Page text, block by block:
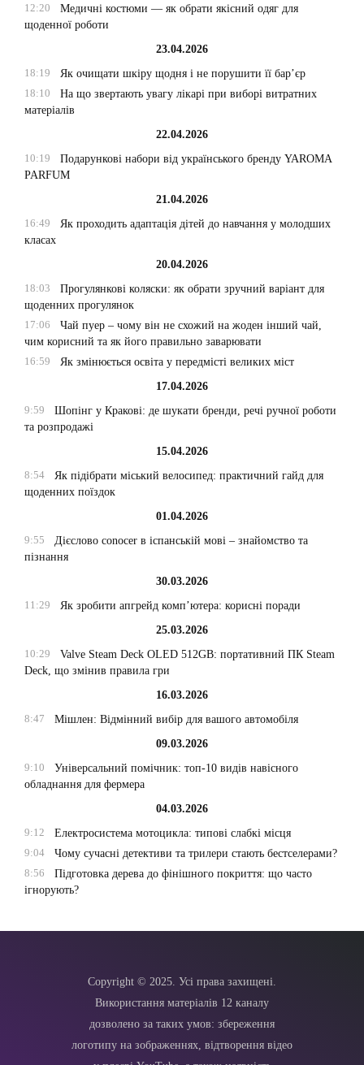
12:20
Медичні костюми — як обрати якісний одяг для
щоденної роботи
23.04.2026
18:19
Як очищати шкіру щодня і не порушити її бар’єр
18:10
На що звертають увагу лікарі при виборі витратних
матеріалів
22.04.2026
10:19
Подарункові набори від українського бренду YAROMA
PARFUM
21.04.2026
16:49
Як проходить адаптація дітей до навчання у молодших
класах
20.04.2026
18:03
Прогулянкові коляски: як обрати зручний варіант для
щоденних прогулянок
17:06
Чай пуер – чому він не схожий на жоден інший чай,
чим корисний та як його правильно заварювати
16:59
Як змінюється освіта у передмісті великих міст
17.04.2026
9:59
Шопінг у Кракові: де шукати бренди, речі ручної роботи
та розпродажі
15.04.2026
8:54
Як підібрати міський велосипед: практичний гайд для
щоденних поїздок
01.04.2026
9:55
Дієслово conocer в іспанській мові – знайомство та
пізнання
30.03.2026
11:29
Як зробити апгрейд комп’ютера: корисні поради
25.03.2026
10:29
Valve Steam Deck OLED 512GB: портативний ПК Steam
Deck, що змінив правила гри
16.03.2026
8:47
Мішлен: Відмінний вибір для вашого автомобіля
09.03.2026
9:10
Універсальний помічник: топ-10 видів навісного
обладнання для фермера
04.03.2026
9:12
Електросистема мотоцикла: типові слабкі місця
9:04
Чому сучасні детективи та трилери стають бестселерами?
8:56
Підготовка дерева до фінішного покриття: що часто
ігнорують?
Copyright © 2025. Усі права захищені.
Використання матеріалів 12 каналу
дозволено за таких умов: збереження
логотипу на зображеннях, відтворення відео